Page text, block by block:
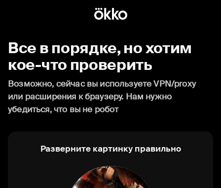
Все в порядке, но хотим
кое-что проверить
Возможно, сейчас вы используете VPN/proxy
или расширения к браузеру. Нам нужно
убедиться, что вы не робот
Разверните картинку правильно